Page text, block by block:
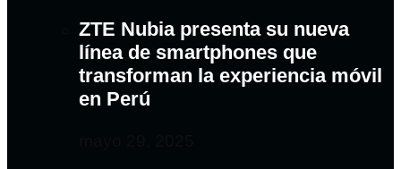
ZTE Nubia presenta su nueva
línea de smartphones que
transforman la experiencia móvil
en Perú